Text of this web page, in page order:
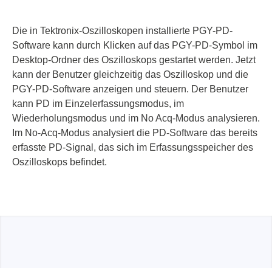
Die in Tektronix-Oszilloskopen installierte PGY-PD-
Software kann durch Klicken auf das PGY-PD-Symbol im
Desktop-Ordner des Oszilloskops gestartet werden. Jetzt
kann der Benutzer gleichzeitig das Oszilloskop und die
PGY-PD-Software anzeigen und steuern. Der Benutzer
kann PD im Einzelerfassungsmodus, im
Wiederholungsmodus und im No Acq-Modus analysieren.
Im No-Acq-Modus analysiert die PD-Software das bereits
erfasste PD-Signal, das sich im Erfassungsspeicher des
Oszilloskops befindet.